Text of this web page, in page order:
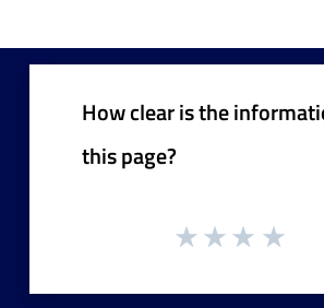
How clear is the
this page?